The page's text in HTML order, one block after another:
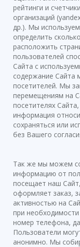
рейтинги и
организаций
др.). Мы
определить
расположить
пользователей
Сайта с
содержание Сайта
посетителей. Мы
перемещениям на
посетителях
информация
сохраняться или
без Вашего
Так же мы можем
информацию от
посещает наш
оформляет заказ,
активностью на
при
номер телефона,
Пользователи
анонимно. Мы